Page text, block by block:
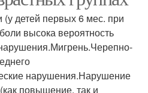
детей первых 6 мес. при
высока вероятность
нарушения.Нарушение
повышение, так и